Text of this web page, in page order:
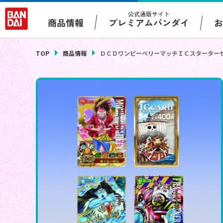
商品情報
公式通販サイト
プレミアムバンダイ
TOP 商品情報 ＤＣＤワンピーベリーマッチＩＣスタータ